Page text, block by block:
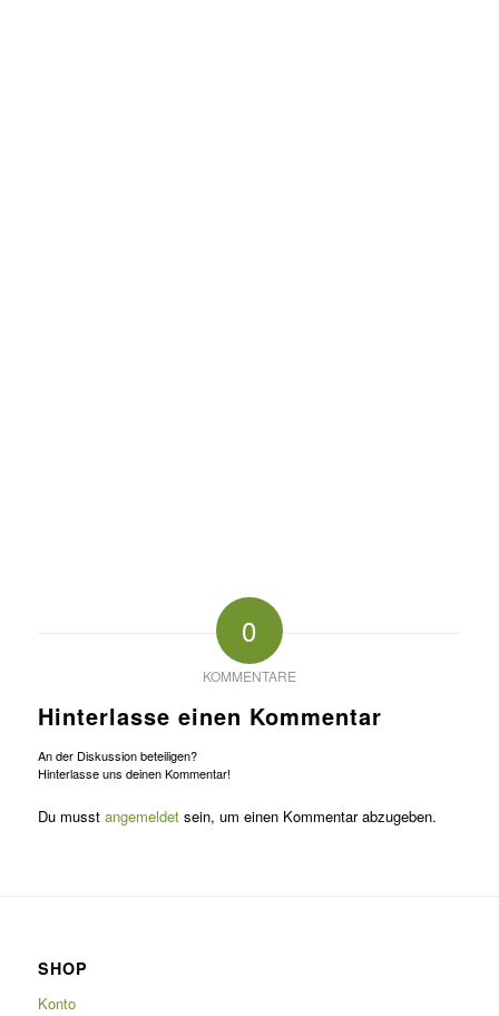
0
KOMMENTARE
Hinterlasse einen Kommentar
An der Diskussion beteiligen?
Hinterlasse uns deinen Kommentar!
Du musst angemeldetsein, um einen Kommentar abzugeben.
SHOP
Konto